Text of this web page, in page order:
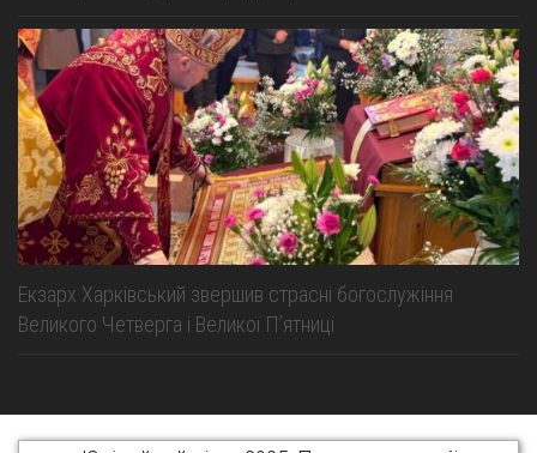
Екзарх Харківський звершив страсні богослужіння
Великого Четверга і Великої Пʼятниці